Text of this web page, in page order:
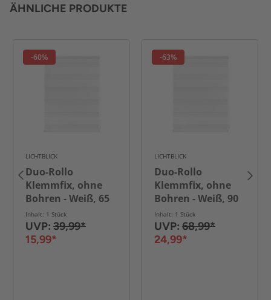
ÄHNLICHE PRODUKTE
-60%
LICHTBLICK
Duo-Rollo
Klemmfix, ohne
Bohren - Weiß, 65
cm x 150 cm (B x L)
Inhalt: 1 Stück
UVP: 39,99*
15,99*
-63%
LICHTBLICK
Duo-Rollo
Klemmfix, ohne
Bohren - Weiß, 90
cm x 220 cm (B x L)
Inhalt: 1 Stück
UVP: 68,99*
24,99*